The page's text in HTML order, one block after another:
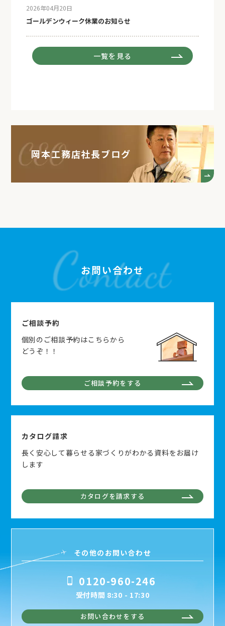
2026年04月20日
ゴールデンウィーク休業のお知らせ
一覧を見る
岡本工務店社長ブログ
お問い合わせ
ご相談予約
個別のご相談予約はこちらから
どうぞ！！
ご相談予約をする
カタログ請求
長く安心して暮らせる家づくりがわかる資料をお届け
します
カタログを請求する
その他のお問い合わせ
0120-960-246
受付時間 8:30 - 17:30
お問い合わせをする